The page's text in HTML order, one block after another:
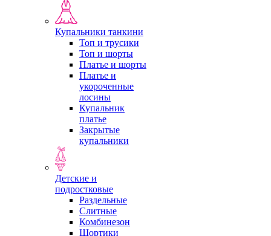
Купальники танкини
Топ и трусики
Топ и шорты
Платье и шорты
Платье и
укороченные
лосины
Купальник
платье
Закрытые
купальники
Детские и
подростковые
Раздельные
Слитные
Комбинезон
Шортики